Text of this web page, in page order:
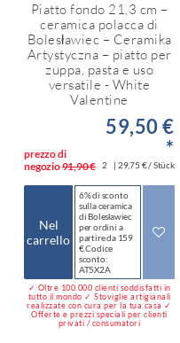
Piatto fondo 21,3 cm –
ceramica polacca di
Bolesławiec – Ceramika
Artystyczna – piatto per
zuppa, pasta e uso
versatile - White
Valentine
prezzo di
negozio91,90 €
59,50 €
*
2 | 29,75 € / Stück
Nel
carrello
6% di sconto
sulla ceramica
di Bolesławiec
per ordini a
partire da 159
€ Codice
sconto:
AT5X2A
✓ Oltre 100.000 clienti soddisfatti in
tutto il mondo ✓ Stoviglie artigianali
realizzate con cura per la tua casa ✓
Offerte e prezzi speciali per clienti
privati / consumatori